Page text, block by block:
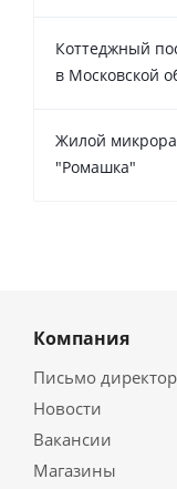
Коттеджный
в Московской
Жилой
"Ромашка"
Компания
Письмо
Новости
Вакансии
Магазины